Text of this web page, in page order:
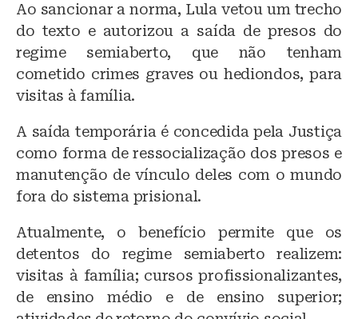
Ao sancionar a norma, Lula vetou um trecho
do texto e autorizou a saída de presos do
regime semiaberto, que não tenham
cometido crimes graves ou hediondos, para
visitas à família.
A saída temporária é concedida pela Justiça
como forma de ressocialização dos presos e
manutenção de vínculo deles com o mundo
fora do sistema prisional.
Atualmente, o benefício permite que os
detentos do regime semiaberto realizem:
visitas à família; cursos profissionalizantes,
de ensino médio e de ensino superior;